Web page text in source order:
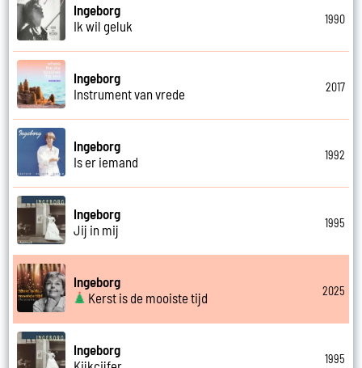
Ingeborg
Ik wil geluk
1990
Ingeborg
Instrument van vrede
2017
Ingeborg
Is er iemand
1992
Ingeborg
Jij in mij
1995
Ingeborg
Kerst is de mooiste tijd
2025
Ingeborg
1995